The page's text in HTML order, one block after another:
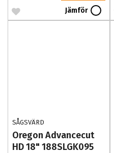
Jämför
SÅGSVÄRD
Oregon Advancecut
HD 18" 188SLGK095